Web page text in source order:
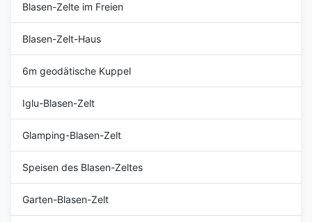
Blasen-Zelte im Freien
Blasen-Zelt-Haus
6m geodätische Kuppel
Iglu-Blasen-Zelt
Glamping-Blasen-Zelt
Speisen des Blasen-Zeltes
Garten-Blasen-Zelt